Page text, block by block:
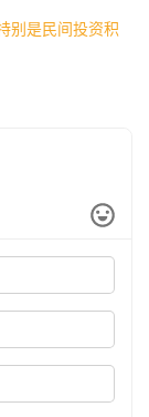
别是民间投资积